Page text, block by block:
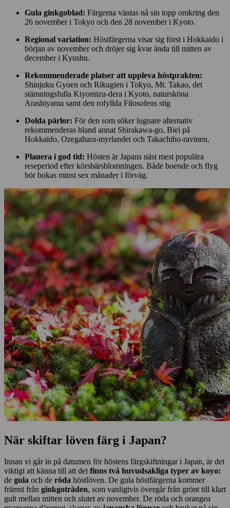
Gula ginkgoblad: Färgerna väntas nå sin topp omkring den
26 november i Tokyo och den 28 november i Kyoto.
Regional variation: Höstfärgerna visar sig först i Hokkaido i
början av november och dröjer sig kvar ända till mitten av
december i Kyushu.
Rekommenderade platser att uppleva höstprakten:
Shinjuku Gyoen och Rikugien i Tokyo, Mt. Takao, det
stämningsfulla Kiyomizu-dera i Kyoto, natursköna
Arashiyama samt den rofyllda Filosofens stig
Dolda pärlor: För den som söker lugnare alternativ
rekommenderas bland annat Shirakawa-go, Biei på
Hokkaido, Ozegahara-myrlandet och Takachiho-ravinen.
Planera i god tid: Hösten är Japans näst mest populära
reseperiod efter körsbärsblomningen. Både boende och flyg
bör bokas minst sex månader i förväg.
När skiftar löven färg i Japan?
Innan vi går in på datumen för höstens färgskiftningar i Japan, är det
viktigt att känna till att detfinns två huvudsakliga typer av koyo:
de gula och de röda höstlöven. De gula höstfärgerna kommer
främst från ginkgoträden, som vanligtvis övergår från grönt till klart
gult mellan mitten och slutet av november. De röda och orangea